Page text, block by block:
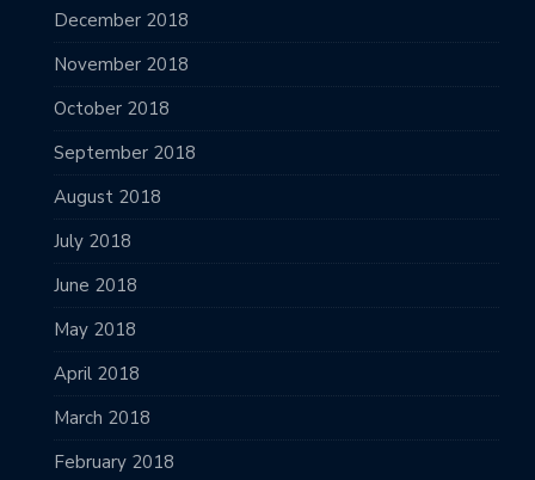
December 2018
November 2018
October 2018
September 2018
August 2018
July 2018
June 2018
May 2018
April 2018
March 2018
February 2018